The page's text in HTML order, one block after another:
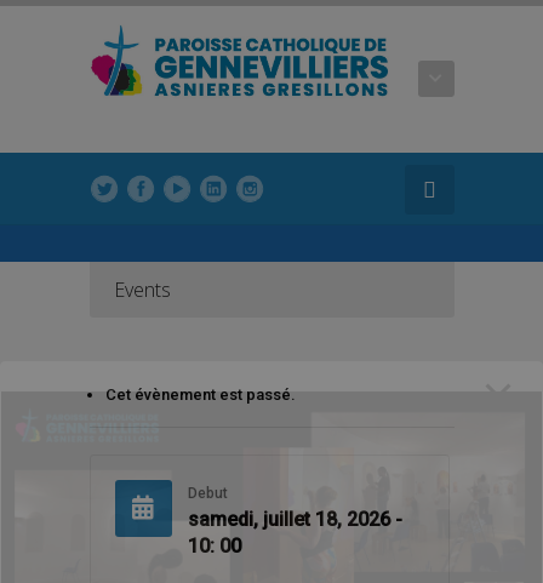
Events
Cet évènement est passé.
Debut
samedi, juillet 18, 2026 -
10: 00